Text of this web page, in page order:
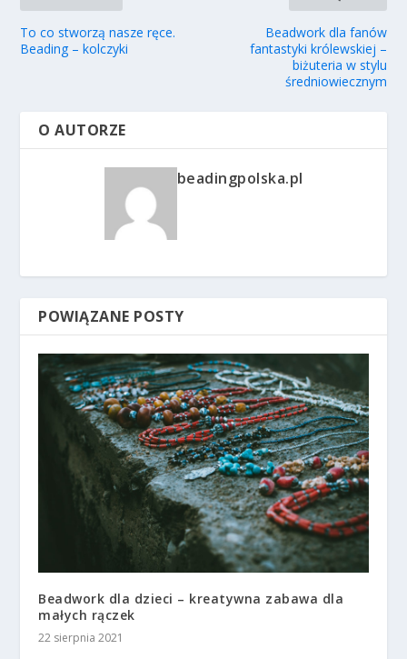
To co stworzą nasze ręce.
Beading – kolczyki
Beadwork dla fanów
fantastyki królewskiej –
biżuteria w stylu
średniowiecznym
O AUTORZE
beadingpolska.pl
POWIĄZANE POSTY
Beadwork dla dzieci – kreatywna zabawa dla
małych rączek
22 sierpnia 2021